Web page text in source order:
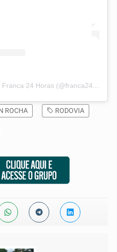
Um post compartilhado por Franca 24 Horas (@franca24horas)
ROCHA RODOVIA